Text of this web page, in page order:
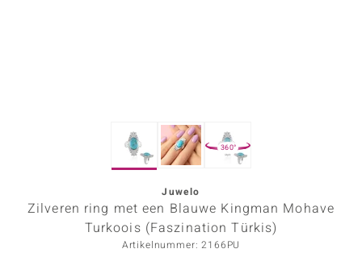
360°
Juwelo
Zilveren ring met een Blauwe Kingman Mohave
Turkoois (Faszination Türkis)
Artikelnummer: 2166PU